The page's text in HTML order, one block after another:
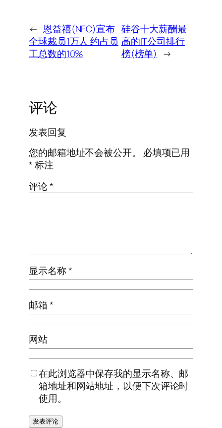
← 恩益禧(NEC)宣布
全球裁员1万人 约占员
工总数的10%
硅谷十大薪酬最
高的IT公司排行
榜(榜单) →
评论
发表回复
您的邮箱地址不会被公开。
必填项已用
*标注
评论*
显示名称*
邮箱*
网站
在此浏览器中保存我的显示名称、邮
箱地址和网站地址，以便下次评论时
使用。